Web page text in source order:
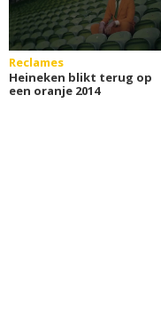
Reclames
Heineken blikt terug op
een oranje 2014